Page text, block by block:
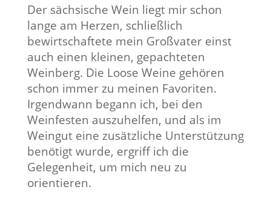
Der sächsische Wein liegt mir schon
lange am Herzen, schließlich
bewirtschaftete mein Großvater einst
auch einen kleinen, gepachteten
Weinberg. Die Loose Weine gehören
schon immer zu meinen Favoriten.
Irgendwann begann ich, bei den
Weinfesten auszuhelfen, und als im
Weingut eine zusätzliche Unterstützung
benötigt wurde, ergriff ich die
Gelegenheit, um mich neu zu
orientieren.